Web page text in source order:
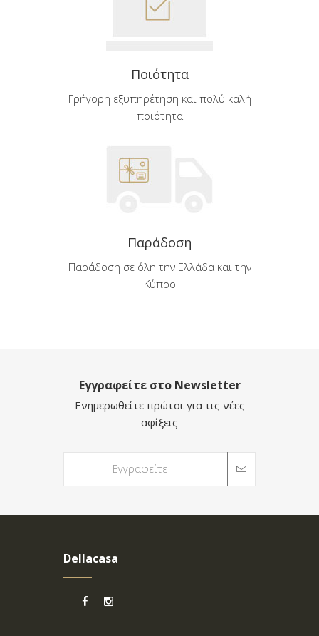
Ποιότητα
Γρήγορη εξυπηρέτηση και πολύ καλή
ποιότητα
Παράδοση
Παράδοση σε όλη την Ελλάδα και την
Κύπρο
Εγγραφείτε στο Newsletter
Ενημερωθείτε πρώτοι για τις νέες
αφίξεις
Dellacasa